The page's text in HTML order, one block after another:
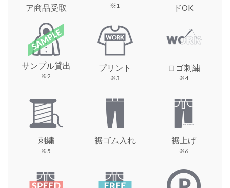
ア商品受取
※1
ドOK
サンプル貸出
※2
プリント
※3
ロゴ刺繍
※4
刺繍
※5
裾ゴム入れ 裾上げ
※6